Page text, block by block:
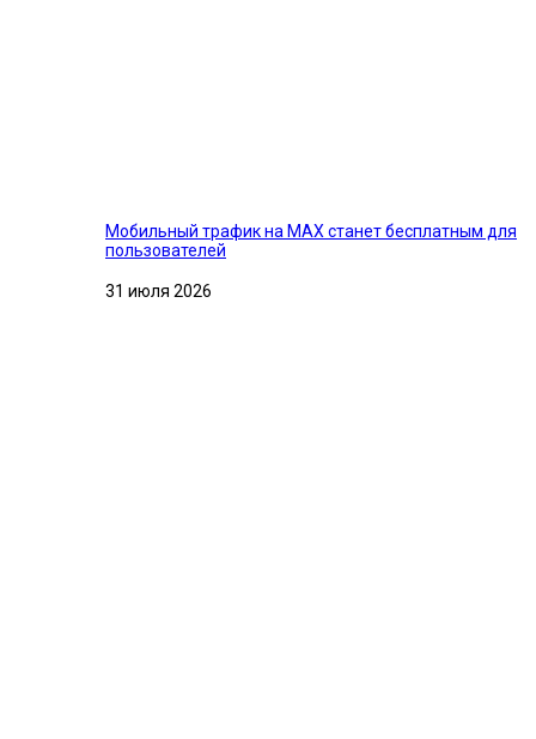
Мобильный трафик на MAX станет бесплатным для
пользователей
31 июля 2026